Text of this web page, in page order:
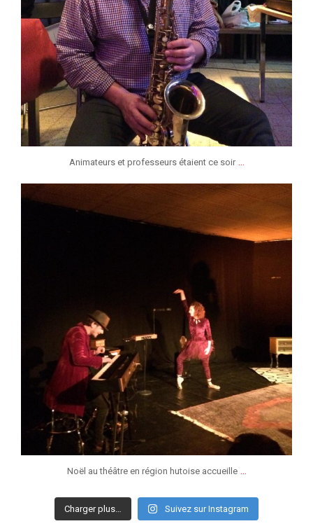
Animateurs et professeurs étaient ce soir ...
jeunessesmusicaleslg
Noël au théâtre en région hutoise accueille ...
Charger plus… Suivez sur Instagram